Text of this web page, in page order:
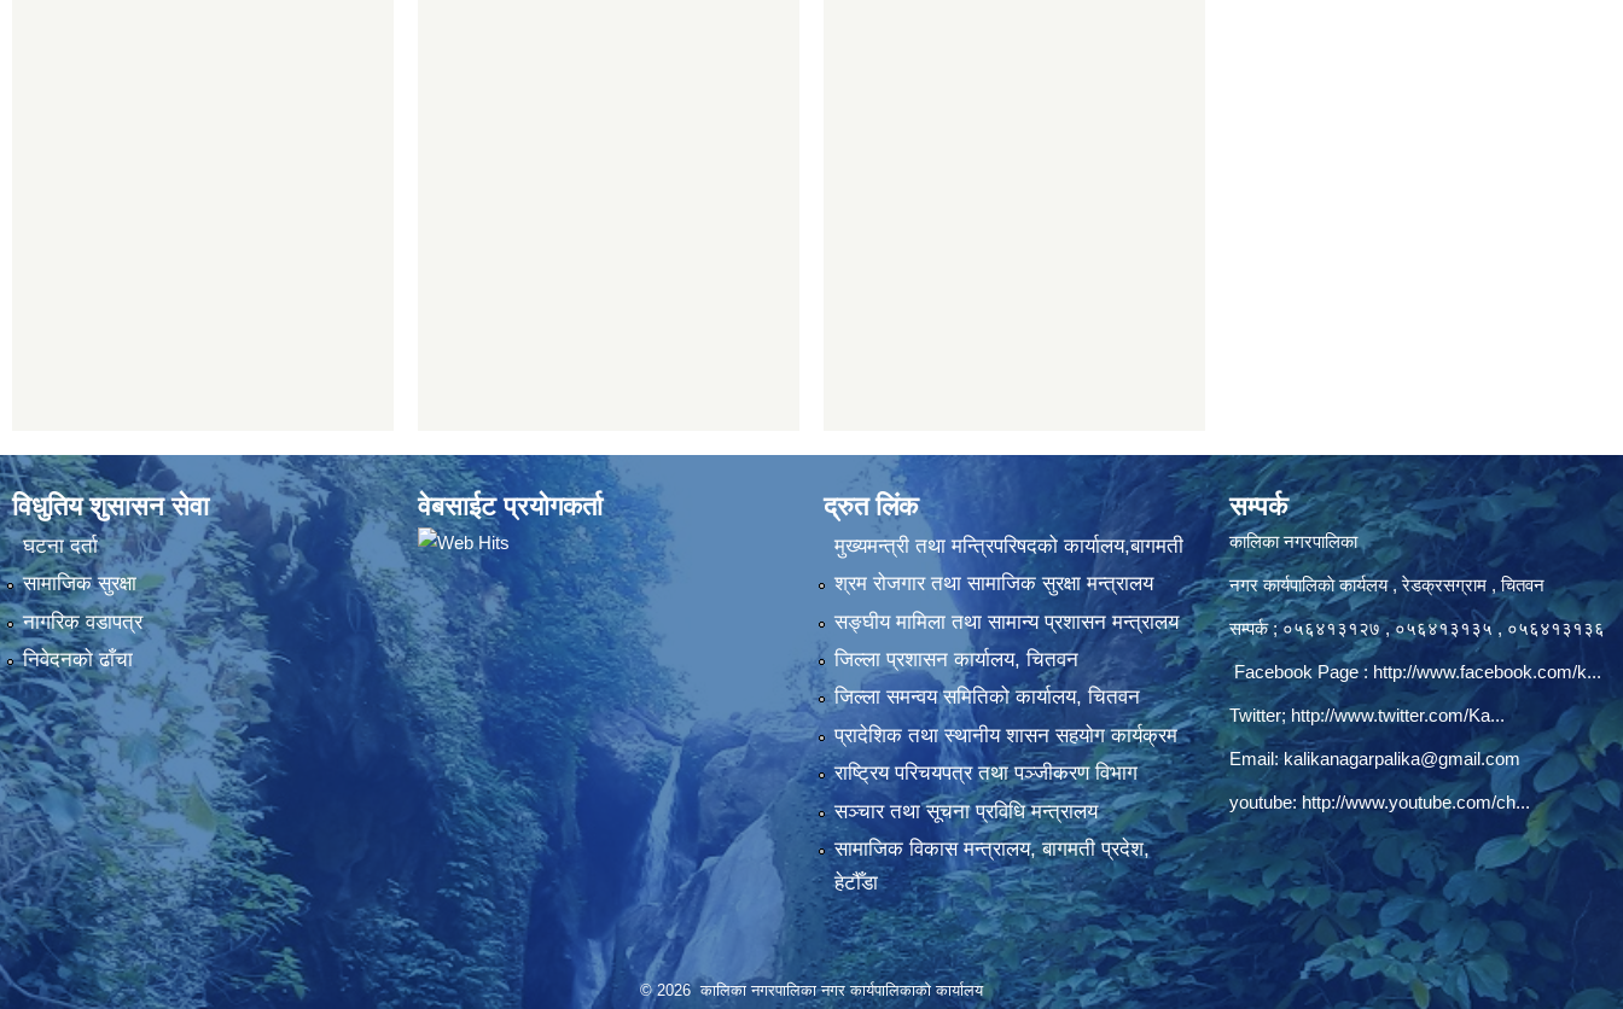
विधुतिय शुसासन सेवा
घटना दर्ता
सामाजिक सुरक्षा
नागरिक वडापत्र
निवेदनकाे ढाँचा
वेबसाईट प्रयोगकर्ता द्रुत लिंक
मुख्यमन्त्री तथा मन्त्रिपरिषदको कार्यालय,बागमती
श्रम रोजगार तथा सामाजिक सुरक्षा मन्त्रालय
सङ्‍घीय मामिला तथा सामान्य प्रशासन मन्त्रालय
जिल्ला प्रशासन कार्यालय, चितवन
जिल्ला समन्वय समितिको कार्यालय, चितवन
प्रादेशिक तथा स्थानीय शासन सहयोग कार्यक्रम
राष्ट्रिय परिचयपत्र तथा पञ्‍जीकरण विभाग
सञ्‍चार तथा सूचना प्रविधि मन्त्रालय
सामाजिक विकास मन्त्रालय, बागमती प्रदेश,
हेटौँडा
सम्पर्क
कालिका नगरपालिका
नगर कार्यपालिकाे कार्यलय‍ , रेडक्रसग्राम , चितवन
सम्पर्क ; ०५६४१३१२७ , ०५६४१३१३५ , ०५६४१३१३६
Facebook Page : http://www.facebook.com/k...
Twitter; http://www.twitter.com/Ka...
Email:kalikanagarpalika@gmail.com
youtube: http://www.youtube.com/ch...
© 2026 कालिका नगरपालिका नगर कार्यपालिकाकाे कार्यालय